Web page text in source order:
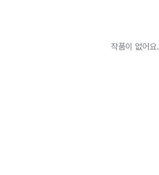
작품이 없어요.